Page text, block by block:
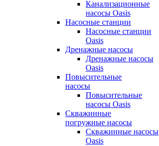
Канализационные
насосы Oasis
Насосные станции
Насосные станции
Oasis
Дренажные насосы
Дренажные насосы
Oasis
Повысительные
насосы
Повысительные
насосы Oasis
Скважинные
погружные насосы
Скважинные насосы
Oasis